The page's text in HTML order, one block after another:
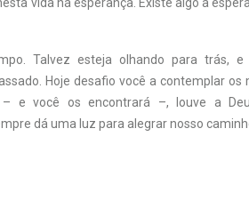
Talvez esteja olhando para trás, e
Hoje desafio você a contemplar os
e você os encontrará –, louve a
dá uma luz para alegrar nosso